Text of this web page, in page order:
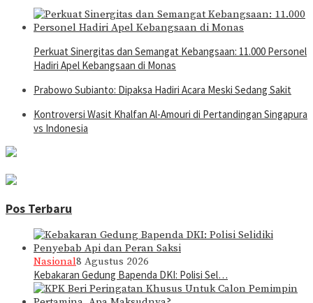
Perkuat Sinergitas dan Semangat Kebangsaan: 11.000 Personel
Hadiri Apel Kebangsaan di Monas
Prabowo Subianto: Dipaksa Hadiri Acara Meski Sedang Sakit
Kontroversi Wasit Khalfan Al-Amouri di Pertandingan Singapura
vs Indonesia
Pos Terbaru
Nasional8 Agustus 2026
Kebakaran Gedung Bapenda DKI: Polisi Sel…